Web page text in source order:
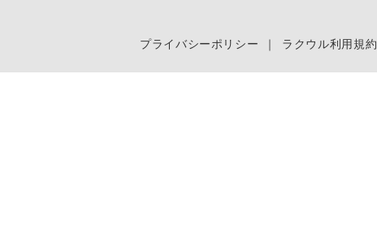
プライバシーポリシー ｜ ラクウル利用規約